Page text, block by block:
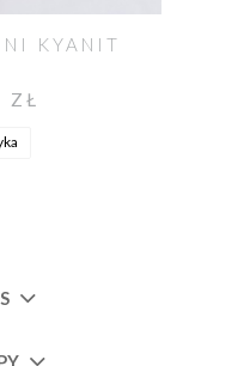
KYANIT
ZŁ